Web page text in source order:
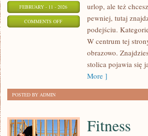
FEBRUARY - 11 - 2026
COMMENTS OFFON
POCZĄTKUJĄCYCH
urlop, ale też
pewniej, tutaj
podejściu.
W centrum tej
obrazowo.
stolica pojawia się
More ]
POSTED BY ADMIN
Fitness